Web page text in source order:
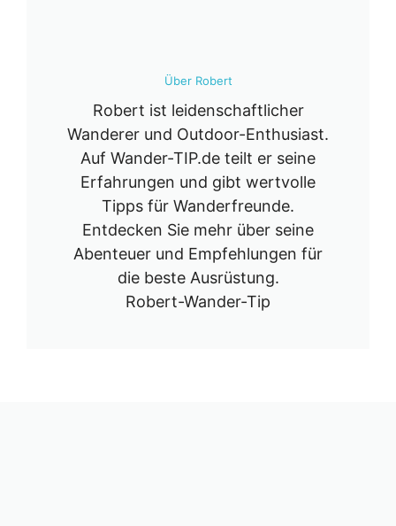
Über Robert
Robert ist leidenschaftlicher
Wanderer und Outdoor-Enthusiast.
Auf Wander-TIP.de teilt er seine
Erfahrungen und gibt wertvolle
Tipps für Wanderfreunde.
Entdecken Sie mehr über seine
Abenteuer und Empfehlungen für
die beste Ausrüstung.
Robert-Wander-Tip